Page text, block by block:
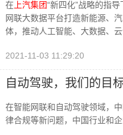
在 上汽集团“新四化”战略的指
网联大数据平台打造新能源、
体，推动人工智能、大数据、
2021-11-03 11:29:20
自动驾驶，我们的目
在智能网联和自动驾驶领域，
律合规等新问题，中国行业和